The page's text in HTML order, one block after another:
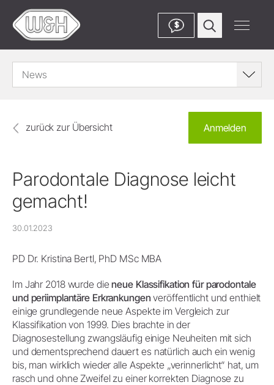
$
News
zurück zur Übersicht Anmelden
Parodontale Diagnose leicht
gemacht!
30.01.2023
PD Dr. Kristina Bertl, PhD MSc MBA
Im Jahr 2018 wurde dieneue Klassifikation für parodontale
und periimplantäre Erkrankungen veröffentlicht und enthielt
einige grundlegende neue Aspekte im Vergleich zur
Klassifikation von 1999. Dies brachte in der
Diagnosestellung zwangsläufig einige Neuheiten mit sich
und dementsprechend dauert es natürlich auch ein wenig
bis, man wirklich wieder alle Aspekte „verinnerlicht“ hat, um
rasch und ohne Zweifel zu einer korrekten Diagnose zu